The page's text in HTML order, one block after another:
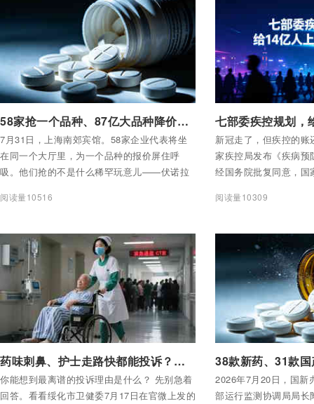
58家抢一个品种、87亿大品种降价——第十二批集采，谁在瑟瑟发抖？
7月31日，上海南郊宾馆。58家企业代表将坐
在同一个大厅里，为一个品种的报价屏住呼
吸。他们抢的不是什么稀罕玩意儿——伏诺拉
2%。
阅读量10516
新冠走了，但疾控的
家疾控局发布《疾病预
经国务院批复同意，国
总署、国家中医药局
的公共卫生安全网，要
阅读量10309
药味刺鼻、护士走路快都能投诉？卫健委：恶意举报要坐牢了
你能想到最离谱的投诉理由是什么？ 先别急着
回答。看看绥化市卫健委7月17日在官微上发的
2026年7月20日，国新
部运行监测协调局局